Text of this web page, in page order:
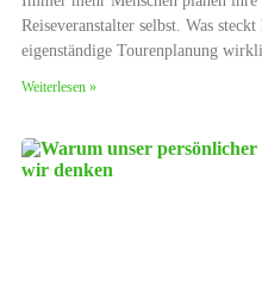
Reiseveranstalter selbst. Was
eigenständige Tourenplanung
Weiterlesen »